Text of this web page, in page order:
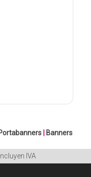
Banners
IVA